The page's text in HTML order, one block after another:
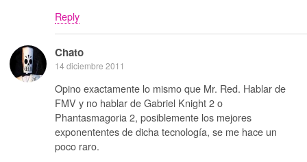
Reply
Chato
14 diciembre 2011
Opino exactamente lo mismo que Mr. Red. Hablar de
FMV y no hablar de Gabriel Knight 2 o
Phantasmagoria 2, posiblemente los mejores
exponententes de dicha tecnología, se me hace un
poco raro.